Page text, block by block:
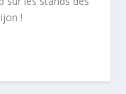
!